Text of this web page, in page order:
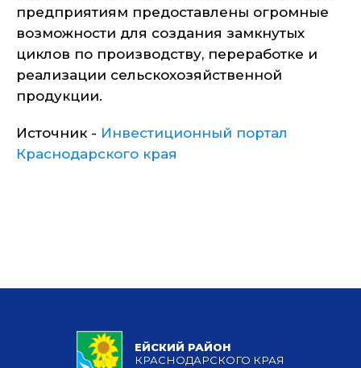
предприятиям предоставлены огромные
возможности для создания замкнутых
циклов по производству, переработке и
реализации сельскохозяйственной
продукции.
Источник - Инвестиционный портал
Краснодарского края
ЕЙСКИЙ РАЙОН
КРАСНОДАРСКОГО КРАЯ